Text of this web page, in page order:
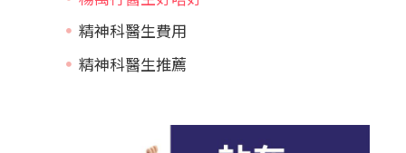
精神科醫生費用
精神科醫生推薦